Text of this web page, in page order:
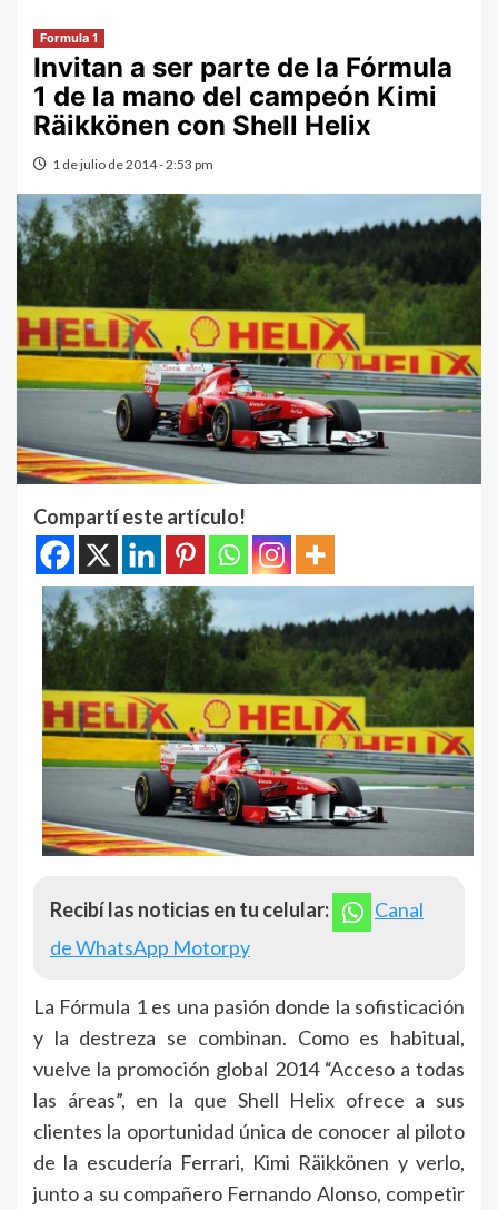
Formula 1
Invitan a ser parte de la Fórmula
1 de la mano del campeón Kimi
Räikkönen con Shell Helix
1 de julio de 2014 - 2:53 pm
Compartí este artículo!
Recibí las noticias en tu celular:
Canal
de WhatsApp Motorpy
La Fórmula 1 es una pasión donde la sofisticación
y la destreza se combinan. Como es habitual,
vuelve la promoción global 2014 “Acceso a todas
las áreas”, en la que Shell Helix ofrece a sus
clientes la oportunidad única de conocer al piloto
de la escudería Ferrari, Kimi Räikkönen y verlo,
junto a su compañero Fernando Alonso, competir